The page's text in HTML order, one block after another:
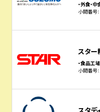
・外食・
小間番号
スター
・食品工
小間番号:
スタデ